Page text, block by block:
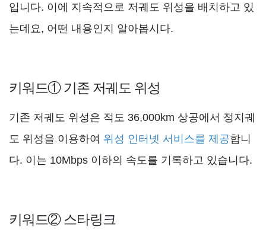
입니다. 이에 지속적으로 저궤도 위성을 배치하고 있
는데요, 어떤 내용인지 알아봅시다.
키워드① 기존 저궤도 위성
기존 저궤도 위성은 적도 36,000km 상공에서 정지궤
도 위성을 이용하여 위성 인터넷 서비스를 제공합니
다. 이는 10Mbps 이하의 속도를 기록하고 있습니다.
키워드② 스타링크